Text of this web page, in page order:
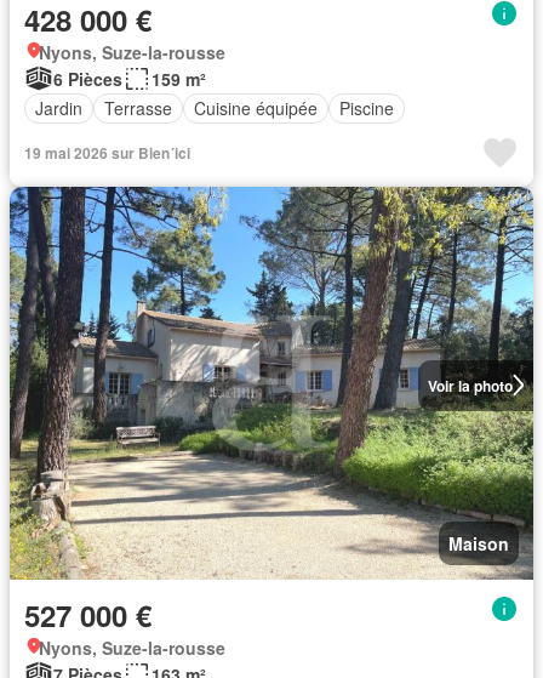
428 000 €
Nyons, Suze-la-rousse
6 Pièces
159 m²
Jardin
Terrasse Cuisine équipée Piscine
19 mai 2026 sur Bien´ici
Voir la photo
Maison
527 000 €
Nyons, Suze-la-rousse